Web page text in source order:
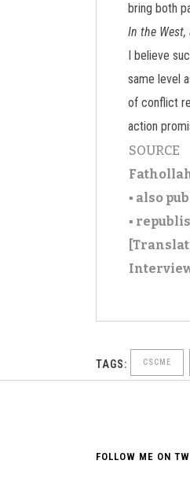
bring both
In the
I believe
same level
of conflict
action
SOURCE
▪ also
▪
TAGS: CSCME
FOLLOW ME ON